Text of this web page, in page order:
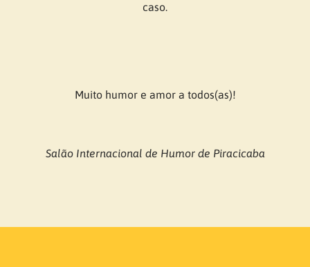
caso.
Muito humor e amor a todos(as)!
Salão Internacional de Humor de Piracicaba